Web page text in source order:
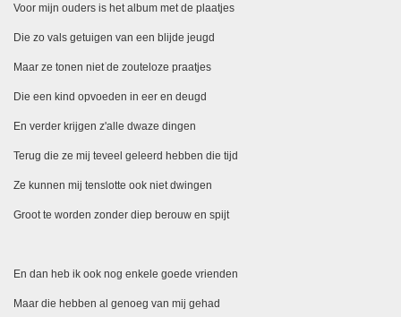
Voor mijn ouders is het album met de plaatjes
Die zo vals getuigen van een blijde jeugd
Maar ze tonen niet de zouteloze praatjes
Die een kind opvoeden in eer en deugd
En verder krijgen z'alle dwaze dingen
Terug die ze mij teveel geleerd hebben die tijd
Ze kunnen mij tenslotte ook niet dwingen
Groot te worden zonder diep berouw en spijt
En dan heb ik ook nog enkele goede vrienden
Maar die hebben al genoeg van mij gehad